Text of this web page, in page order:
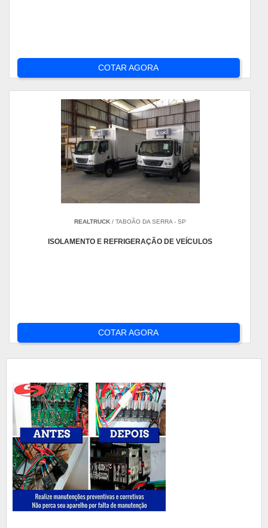
COTAR AGORA
REALTRUCK/ TABOÃO DA SERRA - SP
ISOLAMENTO E REFRIGERAÇÃO DE VEÍCULOS
COTAR AGORA